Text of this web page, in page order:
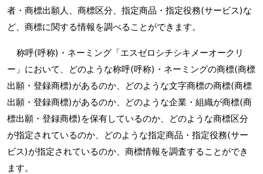
者・商標出願人、商標区分、指定商品・指定役務(サービス)な
ど、商標に関する情報を調べることができます。
称呼(呼称)・ネーミング「エスゼロシチシキメーオークリ
ー」において、どのような称呼(呼称)・ネーミングの商標(商標
出願・登録商標)があるのか、どのような文字商標の商標(商標
出願・登録商標)があるのか、どのような企業・組織が商標(商
標出願・登録商標)を保有しているのか、どのような商標区分
が指定されているのか、どのような指定商品・指定役務(サー
ビス)が指定されているのか、商標情報を調査することができ
ます。